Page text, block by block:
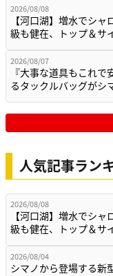
2026/08/08
【河口湖】増水でシ
級も健在、トップ＆サ
2026/08/07
『大事な道具もこれ
るタックルバッグが
人気記事ラン
2026/08/08
【河口湖】増水でシ
級も健在、トップ＆サ
2026/08/04
シマノから登場する新